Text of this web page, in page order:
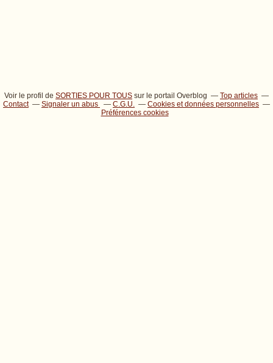
Voir le profil de SORTIES POUR TOUS sur le portail Overblog
Top articles
Contact
Signaler un abus C.G.U.
Cookies et données personnelles
Préférences cookies